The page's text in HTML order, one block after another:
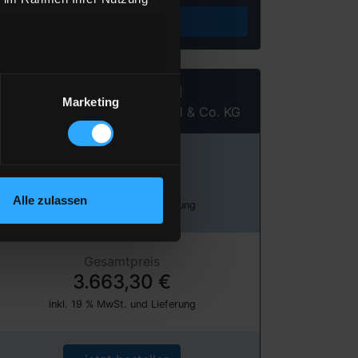
Marketing
Alle zulassen
Heizöl Standard
von Fritz Wahr Energie GmbH & Co. KG
122,11 €
inkl. 19 % MwSt. und Lieferung
Gesamtpreis
3.663,30 €
inkl. 19 % MwSt. und Lieferung